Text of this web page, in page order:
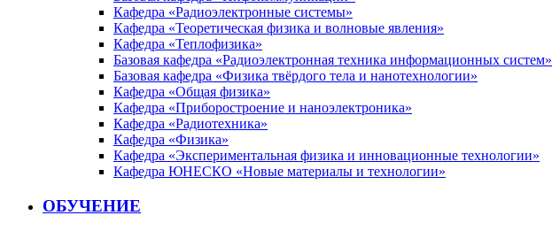
Кафедра «Радиоэлектронные системы»
Кафедра «Теоретическая физика и волновые явления»
Кафедра «Теплофизика»
Базовая кафедра «Радиоэлектронная техника информационных систем»
Базовая кафедра «Физика твёрдого тела и нанотехнологии»
Кафедра «Общая физика»
Кафедра «Приборостроение и наноэлектроника»
Кафедра «Радиотехника»
Кафедра «Физика»
Кафедра «Экспериментальная физика и инновационные технологии»
Кафедра ЮНЕСКО «Новые материалы и технологии»
ОБУЧЕНИЕ